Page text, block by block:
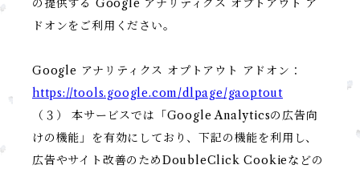
の提供する Google アナリティクス オプトアウト ア
ドオンをご利用ください。
Google アナリティクス オプトアウト アドオン：
https://tools.google.com/dlpage/gaoptout
（３） 本サービスでは「Google Analyticsの広告向
けの機能」を有効にしており、下記の機能を利用し、
広告やサイト改善のためDoubleClick Cookieなどの